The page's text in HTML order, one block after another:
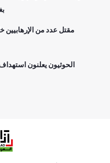
مقتل عدد من
الحوثيون يعلنون